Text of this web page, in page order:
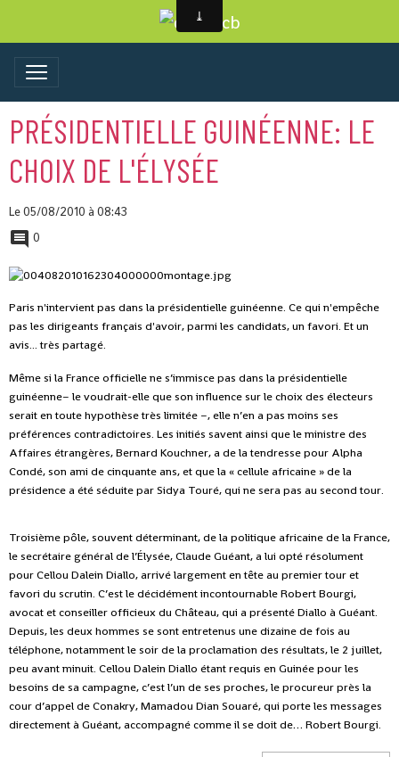
PRÉSIDENTIELLE GUINÉENNE: LE
CHOIX DE L'ÉLYSÉE
Le 05/08/2010 à 08:43
0
Paris n'intervient pas dans la présidentielle guinéenne. Ce qui n'empêche
pas les dirigeants français d'avoir, parmi les candidats, un favori. Et un
avis... très partagé.
Même si la France officielle ne s’immisce pas dans la présidentielle
guinéenne– le voudrait-elle que son influence sur le choix des électeurs
serait en toute hypothèse très limitée –, elle n’en a pas moins ses
préférences contradictoires. Les initiés savent ainsi que le ministre des
Affaires étrangères, Bernard Kouchner, a de la tendresse pour Alpha
Condé, son ami de cinquante ans, et que la « cellule africaine » de la
présidence a été séduite par Sidya Touré, qui ne sera pas au second tour.
Troisième pôle, souvent déterminant, de la politique africaine de la France,
le secrétaire général de l’Élysée, Claude Guéant, a lui opté résolument
pour Cellou Dalein Diallo, arrivé largement en tête au premier tour et
favori du scrutin. C’est le décidément incontournable Robert Bourgi,
avocat et conseiller officieux du Château, qui a présenté Diallo à Guéant.
Depuis, les deux hommes se sont entretenus une dizaine de fois au
téléphone, notamment le soir de la proclamation des résultats, le 2 juillet,
peu avant minuit. Cellou Dalein Diallo étant requis en Guinée pour les
besoins de sa campagne, c’est l’un de ses proches, le procureur près la
cour d’appel de Conakry, Mamadou Dian Souaré, qui porte les messages
directement à Guéant, accompagné comme il se doit de… Robert Bourgi.